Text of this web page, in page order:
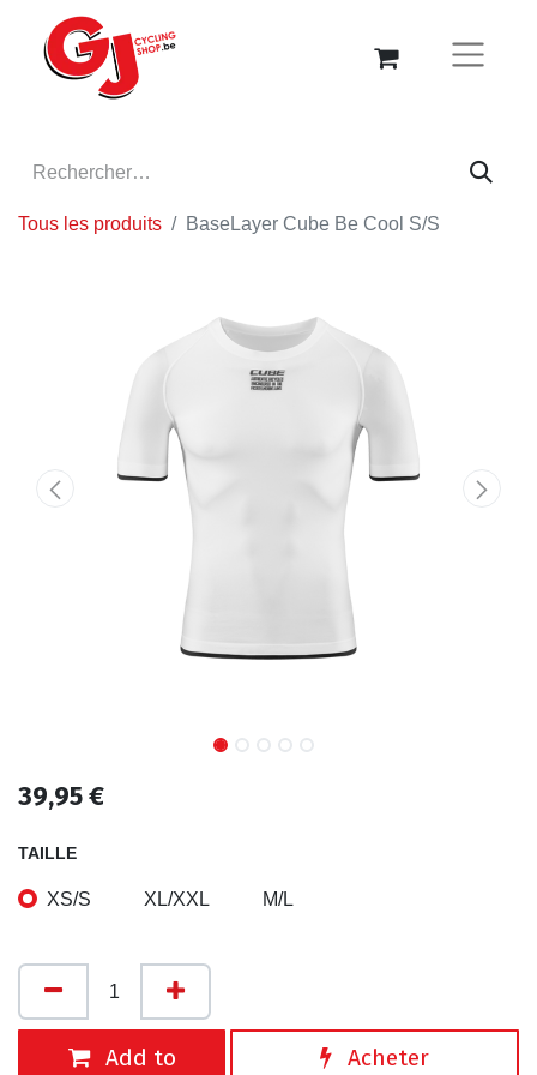
Tous les produits BaseLayer Cube Be Cool S/S
39,95€
TAILLE
XS/S XL/XXL M/L
Add to Acheter